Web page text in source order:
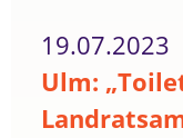
19.07.2023
Ulm: